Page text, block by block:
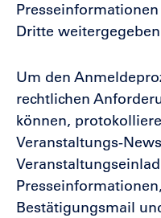
Dritte
Um den
rechtlichen
können,
Veranstaltungs-
Bestätigungsmail